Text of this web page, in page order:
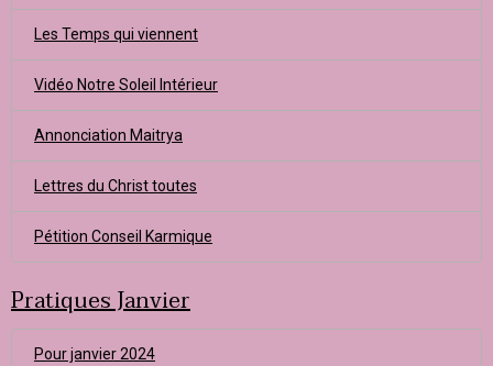
Les Temps qui viennent
Vidéo Notre Soleil Intérieur
Annonciation Maitrya
Lettres du Christ toutes
Pétition Conseil Karmique
Pratiques Janvier
Pour janvier 2024